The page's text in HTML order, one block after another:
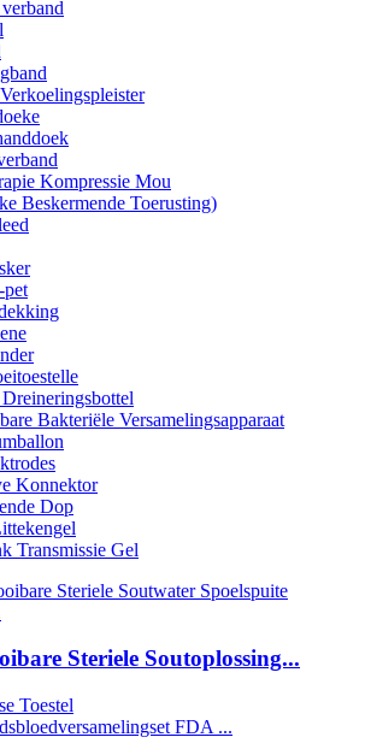
Kompressie Mou
Beskermende Toerusting)
Bakteriële Versamelingsapparaat
Konnektor
Dop
Transmissie Gel
Steriele Soutoplossing...